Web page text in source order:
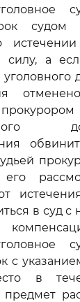
судом
силу, а
его
в суд
с
в